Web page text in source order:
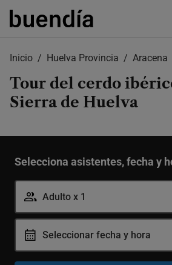
Skip
Inicio Huelva Provincia Aracena
Tour del cerdo
Sierra de Huelva
Selecciona asistentes, fecha y
Adulto x 1
Seleccionar fecha y hora